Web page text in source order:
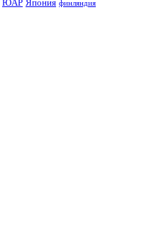
ЮАР Япония финляндия